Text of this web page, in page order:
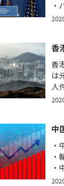
香
香
は
人
中